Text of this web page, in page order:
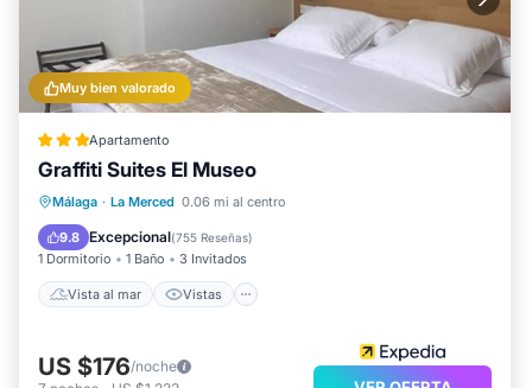
Muy bien valorado
Apartamento
Graffiti Suites El Museo
Málaga · La Merced 0.06 mi al centro
9.8 Excepcional(755 Reseñas)
1 Dormitorio 1 Baño 3 Invitados
Vista al mar Vistas
Vista al mar Vistas
Aire acondicionado
US $176/noche